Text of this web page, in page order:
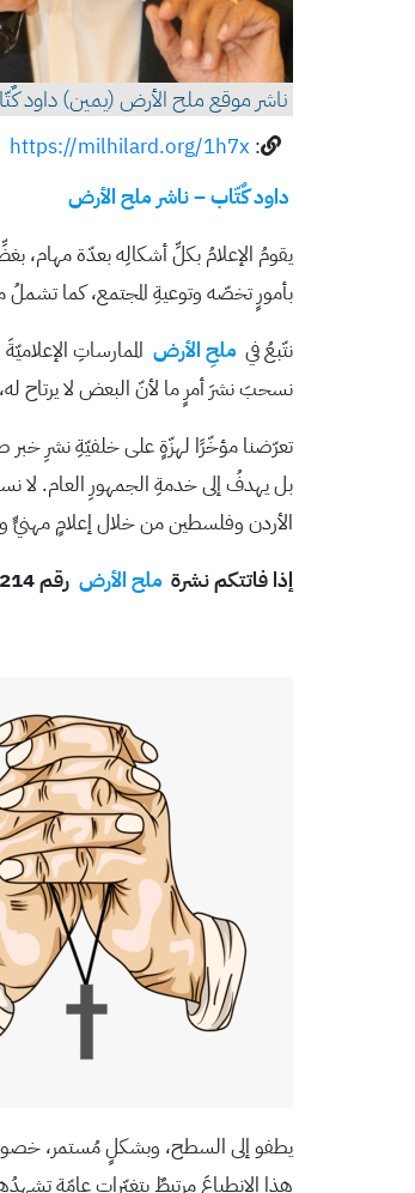
ناشر موقع ملح الأرض (يمين) داود
:
https://milhilard.org/1h7x
داود كٌتّاب – ناشر ملح الأرض
يقومُ الإعلامُ بكلِّ أشكالِه بعدّة مهام،
بأمورٍ تخصّه وتوعيةِ المجتمع، كما تشملُ
نتّبعُ في ملحِ الأرض الممارساتِ
نسحبَ نشرَ أمرٍ ما لأنّ البعض لا يرتاح
تعرّضنا مؤخّرًا لهزّةٍ على خلفيّةِ نشرِ
بل يهدفُ إلى خدمةِ الجمهورِ العام. لا
الأردن وفلسطين من خلال إعلامٍ
إذا فاتتكم نشرة ملح الأرض رقم 214 بعنوان “أسبوعُ الصلاةِ من أجلًِ الوحدةِ المسيحيّةِ حافل ولكن غير شامل” يمكنكم متابعتها
يطفو إلى السطح، وبشكلٍ مُستمر،
هذا الانطباعَ مرتبطٌ بتغيّراتٍ عامّةٍ